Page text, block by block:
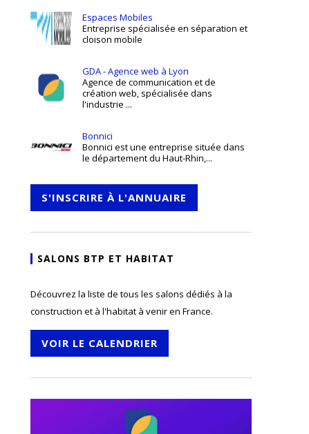
Espaces Mobiles
Entreprise spécialisée en séparation et
cloison mobile
GDA - Agence web à Lyon
Agence de communication et de
création web, spécialisée dans
l'industrie ...
Bonnici
Bonnici est une entreprise située dans
le département du Haut-Rhin,...
S'INSCRIRE À L'ANNUAIRE
SALONS BTP ET HABITAT
Découvrez la liste de tous les salons dédiés à la
construction et à l'habitat à venir en France.
VOIR LE CALENDRIER